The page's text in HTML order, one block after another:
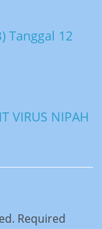
Tanggal 12
VIRUS NIPAH
Required